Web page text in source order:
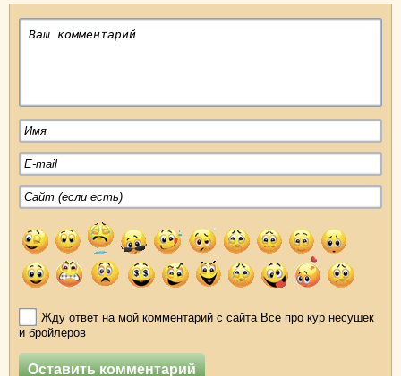
Жду ответ на мой комментарий с сайта Все про кур несушек
и бройлеров